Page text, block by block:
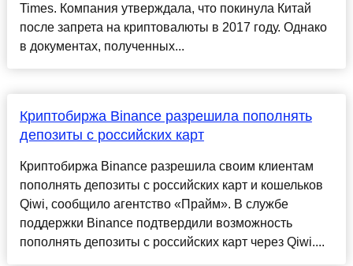
Times. Компания утверждала, что покинула Китай
после запрета на криптовалюты в 2017 году. Однако
в документах, полученных...
Криптобиржа Binance разрешила пополнять
депозиты с российских карт
Криптобиржа Binance разрешила своим клиентам
пополнять депозиты с российских карт и кошельков
Qiwi, сообщило агентство «Прайм». В службе
поддержки Binance подтвердили возможность
пополнять депозиты с российских карт через Qiwi....